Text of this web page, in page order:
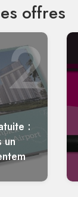
offres
2
:
un